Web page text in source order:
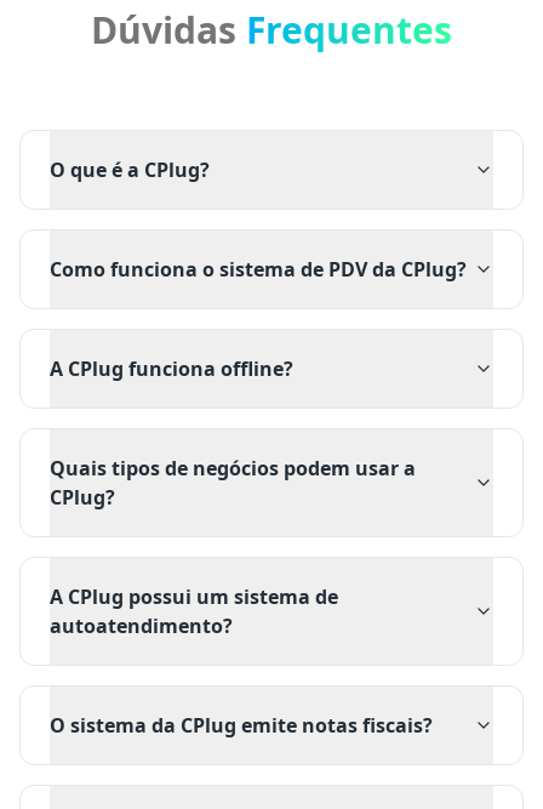
Dúvidas Frequentes
O que é a CPlug?
Como funciona o sistema de PDV da CPlug?
A CPlug funciona offline?
Quais tipos de negócios podem usar a
CPlug?
A CPlug possui um sistema de
autoatendimento?
O sistema da CPlug emite notas fiscais?